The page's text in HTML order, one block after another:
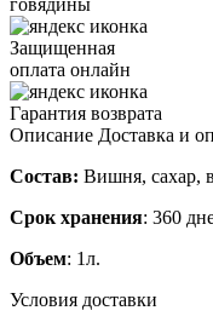
Защищенная
оплата онлайн
Гарантия возврата
Описание Доставка и
Состав: Вишня, сахар,
Срок хранения: 360
Объем: 1л.
Условия доставки